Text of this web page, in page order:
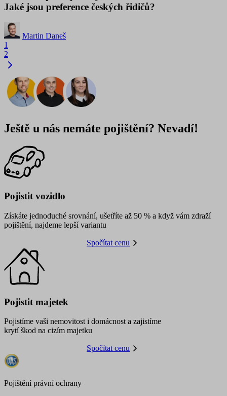
Jaké jsou preference českých řidičů?
Martin Daneš
1
2
Ještě u nás nemáte pojištění? Nevadí!
Pojistit vozidlo
Získáte jednoduché srovnání, ušetříte až 50 % a když vám zdraží
pojištění, najdeme lepší variantu
Spočítat cenu
Pojistit majetek
Pojistíme vaši nemovitost i domácnost a zajistíme
krytí škod na cizím majetku
Spočítat cenu
Pojištění právní ochrany